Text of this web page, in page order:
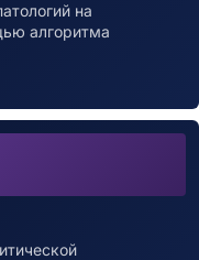
на
алгоритма